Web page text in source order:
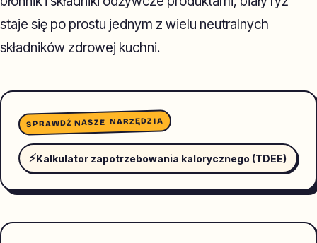
staje się po prostu jednym z wielu neutralnych
składników zdrowej kuchni.
SPRAWDŹ NASZE NARZĘDZIA
⚡Kalkulator zapotrzebowania kalorycznego (TDEE)